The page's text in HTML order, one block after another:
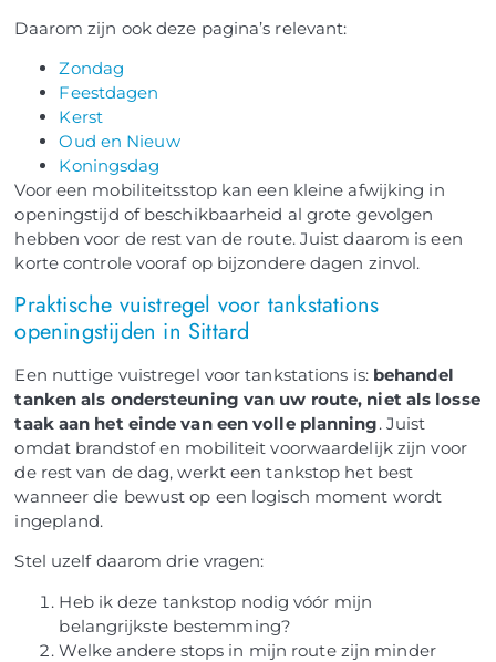
Daarom zijn ook deze pagina’s relevant:
Zondag
Feestdagen
Kerst
Oud en Nieuw
Koningsdag
Voor een mobiliteitsstop kan een kleine afwijking in
openingstijd of beschikbaarheid al grote gevolgen
hebben voor de rest van de route. Juist daarom is een
korte controle vooraf op bijzondere dagen zinvol.
Praktische vuistregel voor tankstations
openingstijden in Sittard
Een nuttige vuistregel voor tankstations is: behandel
tanken als ondersteuning van uw route, niet als losse
taak aan het einde van een volle planning. Juist
omdat brandstof en mobiliteit voorwaardelijk zijn voor
de rest van de dag, werkt een tankstop het best
wanneer die bewust op een logisch moment wordt
ingepland.
Stel uzelf daarom drie vragen:
Heb ik deze tankstop nodig vóór mijn
belangrijkste bestemming?
Welke andere stops in mijn route zijn minder